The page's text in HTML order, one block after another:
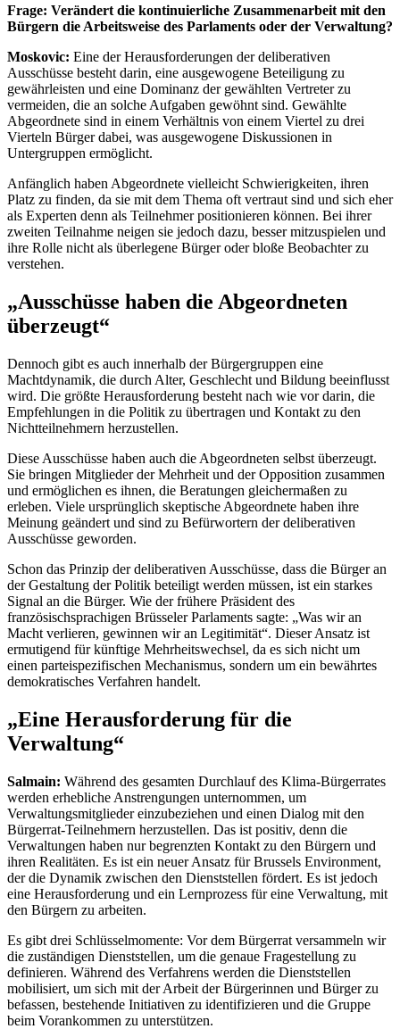
Frage: Verändert die kontinuierliche Zusammenarbeit mit den
Bürgern die Arbeitsweise des Parlaments oder der Verwaltung?
Moskovic: Eine der Herausforderungen der deliberativen
Ausschüsse besteht darin, eine ausgewogene Beteiligung zu
gewährleisten und eine Dominanz der gewählten Vertreter zu
vermeiden, die an solche Aufgaben gewöhnt sind. Gewählte
Abgeordnete sind in einem Verhältnis von einem Viertel zu drei
Vierteln Bürger dabei, was ausgewogene Diskussionen in
Untergruppen ermöglicht.
Anfänglich haben Abgeordnete vielleicht Schwierigkeiten, ihren
Platz zu finden, da sie mit dem Thema oft vertraut sind und sich eher
als Experten denn als Teilnehmer positionieren können. Bei ihrer
zweiten Teilnahme neigen sie jedoch dazu, besser mitzuspielen und
ihre Rolle nicht als überlegene Bürger oder bloße Beobachter zu
verstehen.
„Ausschüsse haben die Abgeordneten
überzeugt“
Dennoch gibt es auch innerhalb der Bürgergruppen eine
Machtdynamik, die durch Alter, Geschlecht und Bildung beeinflusst
wird. Die größte Herausforderung besteht nach wie vor darin, die
Empfehlungen in die Politik zu übertragen und Kontakt zu den
Nichtteilnehmern herzustellen.
Diese Ausschüsse haben auch die Abgeordneten selbst überzeugt.
Sie bringen Mitglieder der Mehrheit und der Opposition zusammen
und ermöglichen es ihnen, die Beratungen gleichermaßen zu
erleben. Viele ursprünglich skeptische Abgeordnete haben ihre
Meinung geändert und sind zu Befürwortern der deliberativen
Ausschüsse geworden.
Schon das Prinzip der deliberativen Ausschüsse, dass die Bürger an
der Gestaltung der Politik beteiligt werden müssen, ist ein starkes
Signal an die Bürger. Wie der frühere Präsident des
französischsprachigen Brüsseler Parlaments sagte: „Was wir an
Macht verlieren, gewinnen wir an Legitimität“. Dieser Ansatz ist
ermutigend für künftige Mehrheitswechsel, da es sich nicht um
einen parteispezifischen Mechanismus, sondern um ein bewährtes
demokratisches Verfahren handelt.
„Eine Herausforderung für die
Verwaltung“
Salmain: Während des gesamten Durchlauf des Klima-Bürgerrates
werden erhebliche Anstrengungen unternommen, um
Verwaltungsmitglieder einzubeziehen und einen Dialog mit den
Bürgerrat-Teilnehmern herzustellen. Das ist positiv, denn die
Verwaltungen haben nur begrenzten Kontakt zu den Bürgern und
ihren Realitäten. Es ist ein neuer Ansatz für Brussels Environment,
der die Dynamik zwischen den Dienststellen fördert. Es ist jedoch
eine Herausforderung und ein Lernprozess für eine Verwaltung, mit
den Bürgern zu arbeiten.
Es gibt drei Schlüsselmomente: Vor dem Bürgerrat versammeln wir
die zuständigen Dienststellen, um die genaue Fragestellung zu
definieren. Während des Verfahrens werden die Dienststellen
mobilisiert, um sich mit der Arbeit der Bürgerinnen und Bürger zu
befassen, bestehende Initiativen zu identifizieren und die Gruppe
beim Vorankommen zu unterstützen.